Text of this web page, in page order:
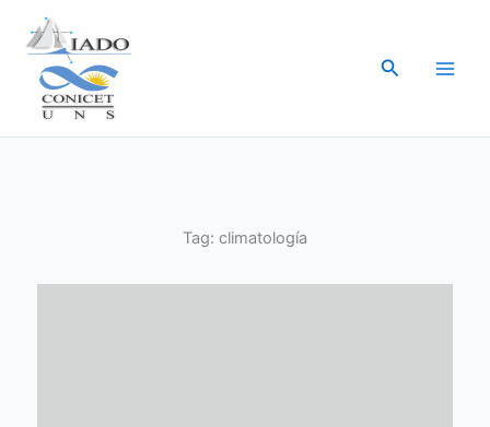
contenido
Buscar
Tag: climatología